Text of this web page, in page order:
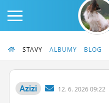
STAVY ALBUMY BLOG
Azizi 12. 6. 2026 09:22